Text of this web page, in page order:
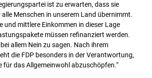
ist zu erwarten, dass sie
Menschen in unserem Land übernimmt.
und mittlere Einkommen in dieser Lage
müssen refinanziert werden.
allem Nein zu sagen. Nach ihrem
die FDP besonders in der Verantwortung,
für das Allgemeinwohl abzuschöpfen.“